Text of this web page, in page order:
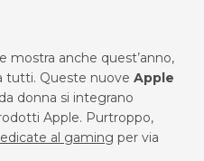
mostra anche quest’anno,
tutti. Queste nuove Apple
da donna si integrano
Apple. Purtroppo,
al gaming per via